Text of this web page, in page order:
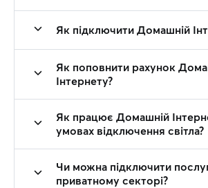
Як підключити Домашній
Як поповнити рахунок
Інтернету?
Як працює Домашній
умовах відключення світла?
Чи можна підключити
приватному секторі?